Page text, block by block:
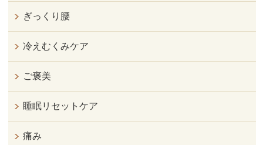
ぎっくり腰
冷えむくみケア
ご褒美
睡眠リセットケア
痛み